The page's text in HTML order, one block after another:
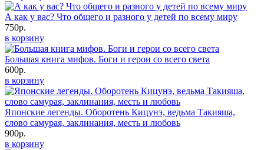
А как у вас? Что общего и разного у детей по всему миру
750р.
в корзину
Большая книга мифов. Боги и герои со всего света
600р.
в корзину
Японские легенды. Оборотень Кицунэ, ведьма Такияша,
слово самурая, заклинания, месть и любовь
900р.
в корзину